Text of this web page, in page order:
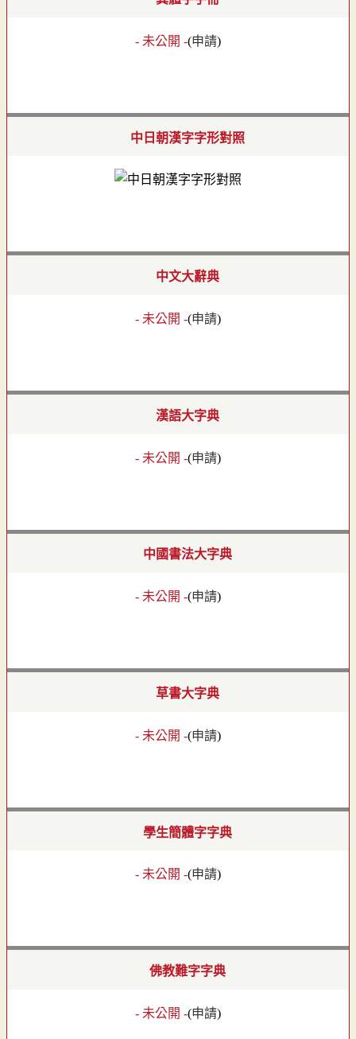
- 未公開 -(申請)
中日朝漢字字形對照
中文大辭典
- 未公開 -(申請)
漢語大字典
- 未公開 -(申請)
中國書法大字典
- 未公開 -(申請)
草書大字典
- 未公開 -(申請)
學生簡體字字典
- 未公開 -(申請)
佛教難字字典
- 未公開 -(申請)